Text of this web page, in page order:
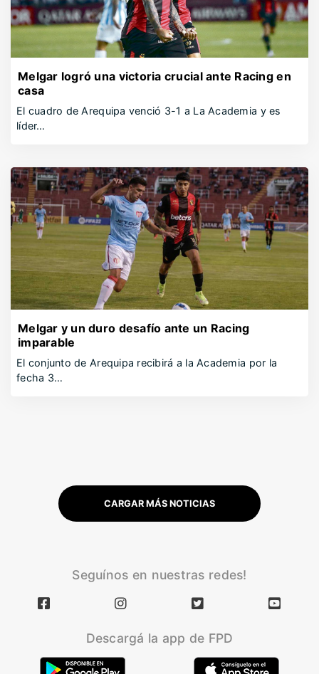
Melgar logró una victoria crucial ante Racing en
casa
El cuadro de Arequipa venció 3-1 a La Academia y es
líder…
Melgar y un duro desafío ante un Racing
imparable
El conjunto de Arequipa recibirá a la Academia por la
fecha 3…
CARGAR MÁS NOTICIAS
Seguínos en nuestras redes!
Descargá la app de FPD